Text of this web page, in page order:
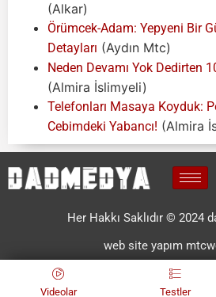
(Alkar)
Örümcek-Adam: Yepyeni Bir
Detayları (Aydın Mtc)
Neden Devamı Yok Dedirten
(Almira İslimyeli)
Telefonları Masaya Koyduk:
Cebimdeki Yabancı! (Almira
Her Hakkı Saklıdır © 2024
web site yapım
Videolar Testler